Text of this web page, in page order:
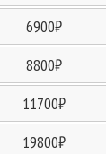
6900₽
8800₽
11700₽
19800₽